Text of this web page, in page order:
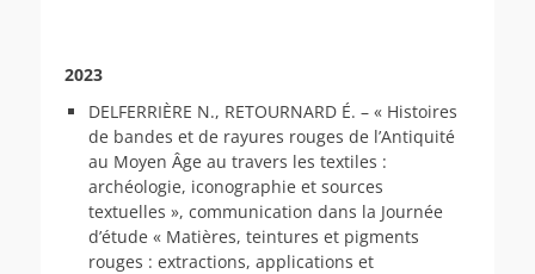
2023
DELFERRIÈRE N., RETOURNARD É. – « Histoires
de bandes et de rayures rouges de l’Antiquité
au Moyen Âge au travers les textiles :
archéologie, iconographie et sources
textuelles », communication dans la Journée
d’étude « Matières, teintures et pigments
rouges : extractions, applications et